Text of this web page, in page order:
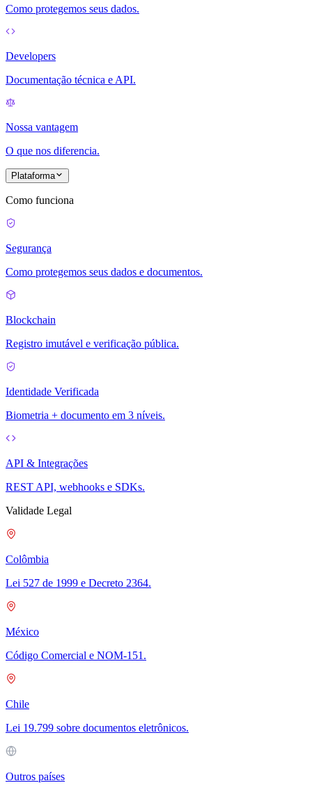
Como protegemos seus dados.
Developers
Documentação técnica e API.
Nossa vantagem
O que nos diferencia.
Plataforma
Como funciona
Segurança
Como protegemos seus dados e documentos.
Blockchain
Registro imutável e verificação pública.
Identidade Verificada
Biometria + documento em 3 níveis.
API & Integrações
REST API, webhooks e SDKs.
Validade Legal
Colômbia
Lei 527 de 1999 e Decreto 2364.
México
Código Comercial e NOM-151.
Chile
Lei 19.799 sobre documentos eletrônicos.
Outros países